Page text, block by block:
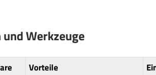
Werkzeuge
Vorteile